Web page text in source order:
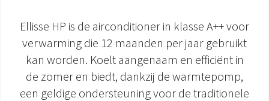
WERELD OS
DOCUMENTATIE PRODUCTEN
Ellisse HP is de airconditioner in klasse A++ voor
verwarming die 12 maanden per jaar gebruikt
kan worden. Koelt aangenaam en efficiënt in
de zomer en biedt, dankzij de warmtepomp,
een geldige ondersteuning voor de traditionele